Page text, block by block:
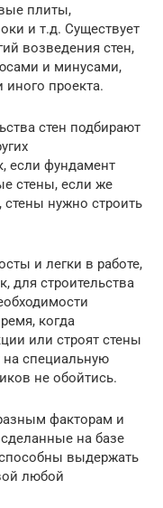
плиты,
и т.д. Существует
возведения стен,
и минусами,
иного проекта.
стен подбирают
если фундамент
стены, если же
нужно строить
и легки в работе,
для строительства
когда
или строят стены
на специальную
не обойтись.
факторам и
на базе
выдержать
любой